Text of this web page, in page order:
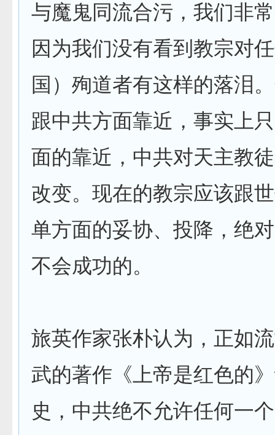
与魔鬼同流合污，我们非
因为我们没有看到教宗对
国）殉道者有这样的落泪
跟中共方面靠近，事实上
面的靠近，中共对天主教
改变。现在的教宗应该跟
单方面的妥协、投降，绝
不会成功的。
旅英作家张朴认为，正如
武的著作《上帝是红色的
史，中共绝不允许任何一